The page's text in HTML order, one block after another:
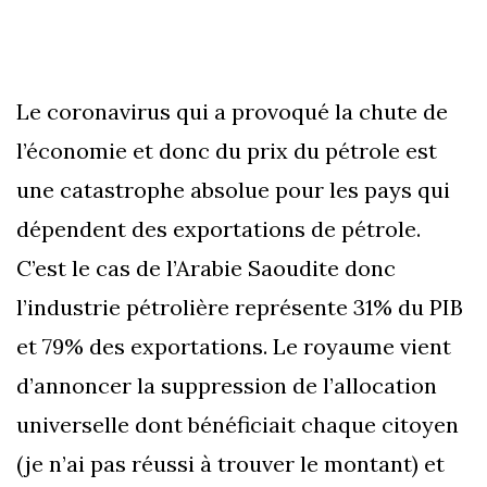
Le coronavirus qui a provoqué la chute de
l’économie et donc du prix du pétrole est
une catastrophe absolue pour les pays qui
dépendent des exportations de pétrole.
C’est le cas de l’Arabie Saoudite donc
l’industrie pétrolière représente 31% du PIB
et 79% des exportations. Le royaume vient
d’annoncer la suppression de l’allocation
universelle dont bénéficiait chaque citoyen
(je n’ai pas réussi à trouver le montant) et